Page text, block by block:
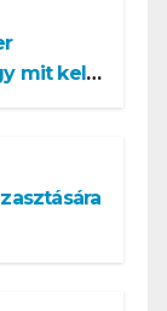
mit kell